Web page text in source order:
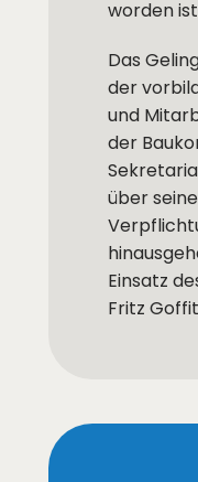
worden
Das
der
und
der
über
Einsatz
Fritz